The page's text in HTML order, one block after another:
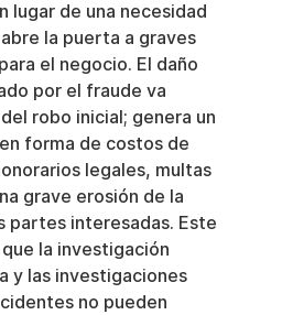
lugar de una necesidad
la puerta a graves
el negocio. El daño
por el fraude va
robo inicial; genera un
forma de costos de
legales, multas
grave erosión de la
partes interesadas. Este
la investigación
y las investigaciones
no pueden